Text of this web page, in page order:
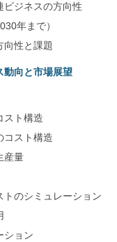
ジネスの方向性
年まで）
性と課題
向と市場展望
ト構造
スト構造
産量
のシミュレーション
ョン